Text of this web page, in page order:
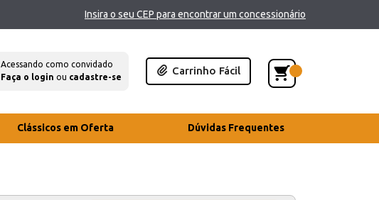
Insira o seu CEP para encontrar um concessionário
Acessando como convidado
Faça o login ou cadastre-se
Carrinho Fácil
Clássicos em Oferta Dúvidas Frequentes